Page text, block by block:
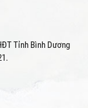
Tỉnh Bình Dương